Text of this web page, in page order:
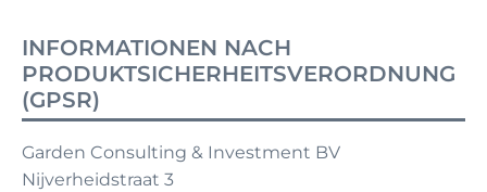
INFORMATIONEN NACH
PRODUKTSICHERHEITSVERORDNUNG
(GPSR)
Garden Consulting & Investment BV
Nijverheidstraat 3